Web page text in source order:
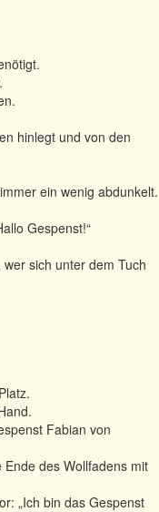
hinlegt und von den
ein wenig abdunkelt.
Gespenst!“
sich unter dem Tuch
Fabian von
des Wollfadens mit
„Ich bin das Gespenst